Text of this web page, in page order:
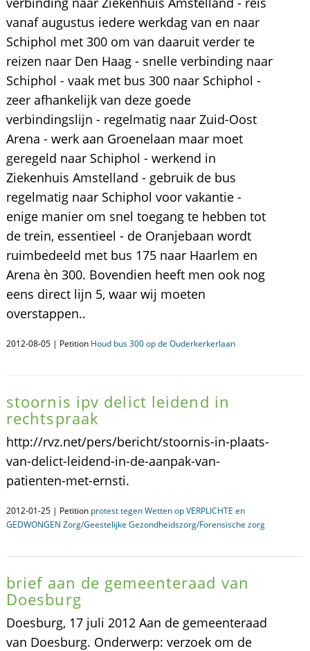
vanaf augustus iedere werkdag van en naar
Schiphol met 300 om van daaruit verder te
reizen naar Den Haag - snelle verbinding naar
Schiphol - vaak met bus 300 naar Schiphol -
zeer afhankelijk van deze goede
verbindingslijn - regelmatig naar Zuid-Oost
Arena - werk aan Groenelaan maar moet
geregeld naar Schiphol - werkend in
Ziekenhuis Amstelland - gebruik de bus
regelmatig naar Schiphol voor vakantie -
enige manier om snel toegang te hebben tot
de trein, essentieel - de Oranjebaan wordt
ruimbedeeld met bus 175 naar Haarlem en
Arena èn 300. Bovendien heeft men ook nog
eens direct lijn 5, waar wij moeten
overstappen..
2012-08-05 | Petition Houd bus 300 op de Ouderkerkerlaan
stoornis ipv delict leidend in
rechtspraak
http://rvz.net/pers/bericht/stoornis-in-plaats-
van-delict-leidend-in-de-aanpak-van-
patienten-met-ernsti.
2012-01-25 | Petition protest tegen Wetten op VERPLICHTE en
GEDWONGEN Zorg/Geestelijke Gezondheidszorg/Forensische zorg
brief aan de gemeenteraad van
Doesburg
Doesburg, 17 juli 2012 Aan de gemeenteraad
van Doesburg. Onderwerp: verzoek om de